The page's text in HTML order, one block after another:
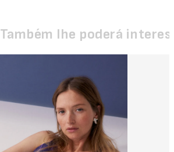
Também lhe poderá